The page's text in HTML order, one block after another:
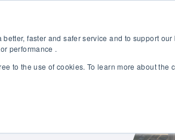
faster and safer service and to support
performance .
to the use of cookies. To learn more about
Produkter Lösningar